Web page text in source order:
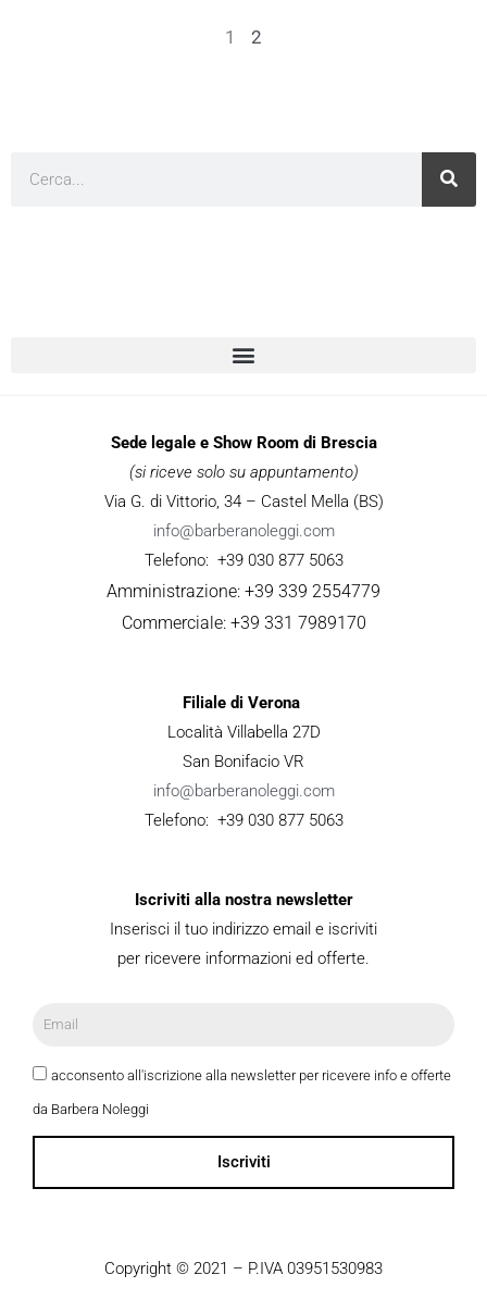
1 2
Sede legale e Show Room di Brescia
(si riceve solo su appuntamento)
Via G. di Vittorio, 34 – Castel Mella (BS)
info@barberanoleggi.com
Telefono: +39 030 877 5063
Amministrazione: +39 339 2554779
Commerciale: +39 331 7989170
Filiale di Verona
Località Villabella 27D
San Bonifacio VR
info@barberanoleggi.com
Telefono: +39 030 877 5063
Iscriviti alla nostra newsletter
Inserisci il tuo indirizzo email e iscriviti
per ricevere informazioni ed offerte.
acconsento all'iscrizione alla newsletter per ricevere info e offerte
da Barbera Noleggi
Iscriviti
Copyright © 2021 – P.IVA 03951530983